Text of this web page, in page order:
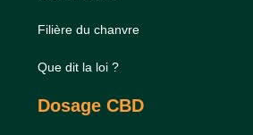
Filière du chanvre
Que dit la loi ?
Dosage CBD